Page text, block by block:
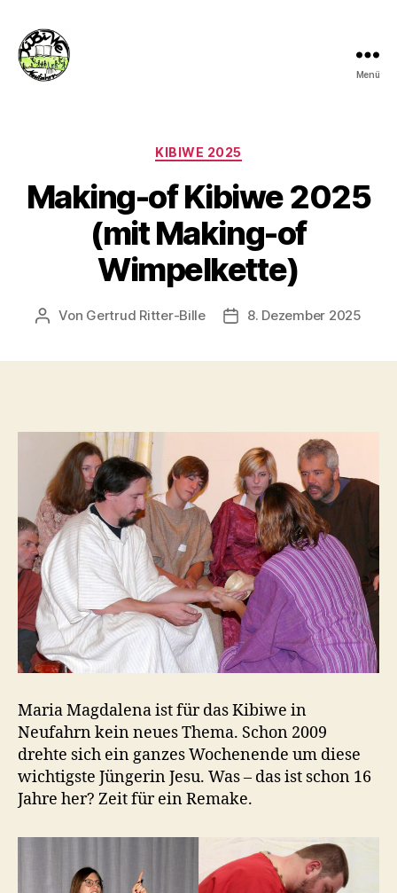
Menü
Kategorien
KIBIWE 2025
Making-of Kibiwe 2025
(mit Making-of
Wimpelkette)
Beitragsautor
Von Gertrud Ritter-Bille Veröffentlichungsdatum
8. Dezember 2025
Maria Magdalena ist für das Kibiwe in
Neufahrn kein neues Thema. Schon 2009
drehte sich ein ganzes Wochenende um diese
wichtigste Jüngerin Jesu. Was – das ist schon 16
Jahre her? Zeit für ein Remake.